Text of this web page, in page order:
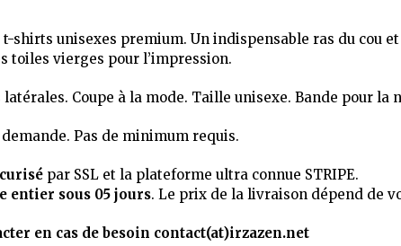
shirts unisexes premium. Un indispensable ras du cou
toiles vierges pour l’impression.
latérales. Coupe à la mode. Taille unisexe. Bande pour
Pas de minimum requis.
par SSL et la plateforme ultra connue STRIPE.
entier sous 05 jours. Le prix de la livraison dépend de
en cas de besoin contact(at)irzazen.net